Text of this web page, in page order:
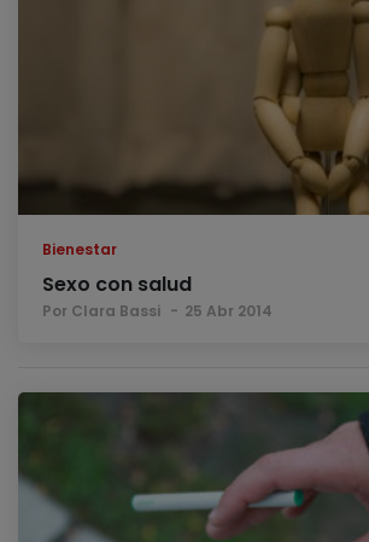
Bienestar
Sexo con salud
Por Clara Bassi 25 Abr 2014